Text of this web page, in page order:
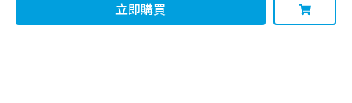
立即購買